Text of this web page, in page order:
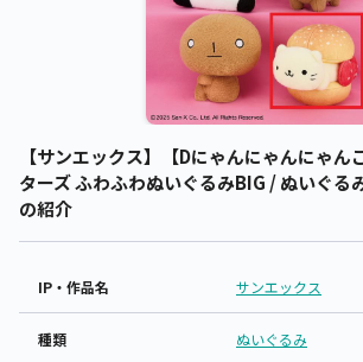
【サンエックス】【Dにゃんにゃんにゃん
ターズ ふわふわぬいぐるみBIG / ぬいぐる
の紹介
IP・作品名 サンエックス
種類 ぬいぐるみ